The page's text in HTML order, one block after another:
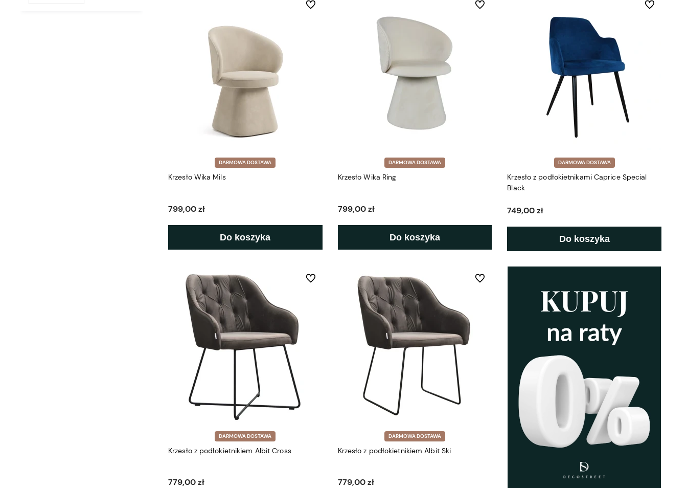
DARMOWA DOSTAWA
Krzesło Wika Mils
799,00 zł
Do koszyka
Do ulubionych
DARMOWA DOSTAWA
Krzesło Wika Ring
799,00 zł
Do koszyka
Do ulubionych
DARMOWA DOSTAWA
Krzesło z podłokietnikami Caprice Special
Black
749,00 zł
Do koszyka
Do ulubionych
DARMOWA DOSTAWA
Krzesło z podłokietnikiem Albit Cross
779,00 zł
Do ulubionych
DARMOWA DOSTAWA
Krzesło z podłokietnikiem Albit Ski
779,00 zł
Do ulubionych